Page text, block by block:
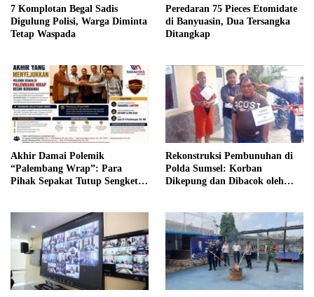
7 Komplotan Begal Sadis
Digulung Polisi, Warga Diminta
Tetap Waspada
Peredaran 75 Pieces Etomidate
di Banyuasin, Dua Tersangka
Ditangkap
Akhir Damai Polemik
“Palembang Wrap”: Para
Pihak Sepakat Tutup Sengketa
Rekonstruksi Pembunuhan di
Polda Sumsel: Korban
Dikepung dan Dibacok oleh